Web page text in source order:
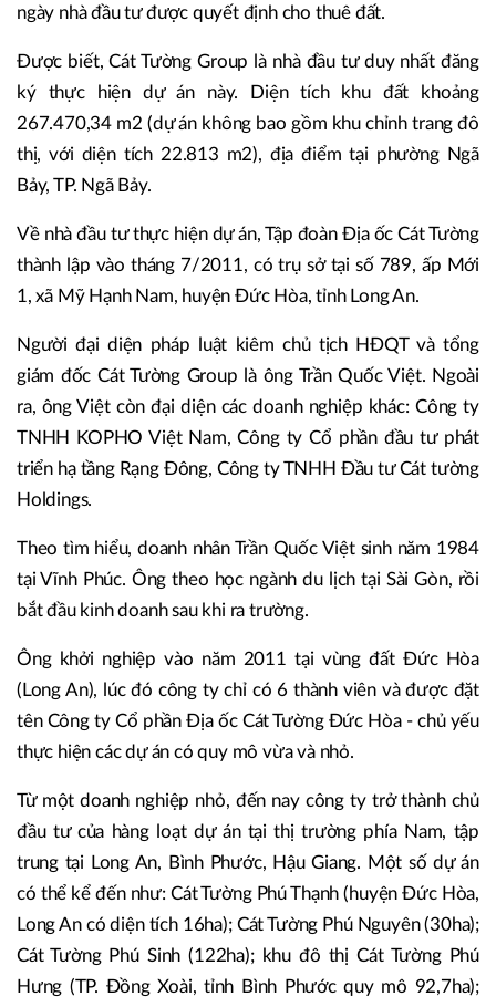
ngày nhà đầu tư được quyết định cho thuê đất.
Được biết, Cát Tường Group là nhà đầu tư duy nhất đăng
ký thực hiện dự án này. Diện tích khu đất khoảng
267.470,34 m2 (dự án không bao gồm khu chỉnh trang đô
thị, với diện tích 22.813 m2), địa điểm tại phường Ngã
Bảy, TP. Ngã Bảy.
Về nhà đầu tư thực hiện dự án, Tập đoàn Địa ốc Cát Tường
thành lập vào tháng 7/2011, có trụ sở tại số 789, ấp Mới
1, xã Mỹ Hạnh Nam, huyện Đức Hòa, tỉnh Long An.
Người đại diện pháp luật kiêm chủ tịch HĐQT và tổng
giám đốc Cát Tường Group là ông Trần Quốc Việt. Ngoài
ra, ông Việt còn đại diện các doanh nghiệp khác: Công ty
TNHH KOPHO Việt Nam, Công ty Cổ phần đầu tư phát
triển hạ tầng Rạng Đông, Công ty TNHH Đầu tư Cát tường
Holdings.
Theo tìm hiểu, doanh nhân Trần Quốc Việt sinh năm 1984
tại Vĩnh Phúc. Ông theo học ngành du lịch tại Sài Gòn, rồi
bắt đầu kinh doanh sau khi ra trường.
Ông khởi nghiệp vào năm 2011 tại vùng đất Đức Hòa
(Long An), lúc đó công ty chỉ có 6 thành viên và được đặt
tên Công ty Cổ phần Địa ốc Cát Tường Đức Hòa - chủ yếu
thực hiện các dự án có quy mô vừa và nhỏ.
Từ một doanh nghiệp nhỏ, đến nay công ty trở thành chủ
đầu tư của hàng loạt dự án tại thị trường phía Nam, tập
trung tại Long An, Bình Phước, Hậu Giang. Một số dự án
có thể kể đến như: Cát Tường Phú Thạnh (huyện Đức Hòa,
Long An có diện tích 16ha); Cát Tường Phú Nguyên (30ha);
Cát Tường Phú Sinh (122ha); khu đô thị Cát Tường Phú
Hưng (TP. Đồng Xoài, tỉnh Bình Phước quy mô 92,7ha);